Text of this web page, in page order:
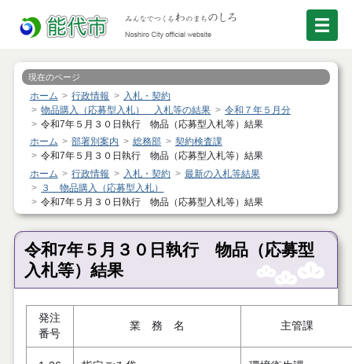
現在のページ
ホーム 行政情報
入札・契約
物品購入（応募型入札） 入札等の結果
令和７年５月分
令和7年５月３０日執行 物品（応募型入札等）結果
ホーム
部署別案内 総務部
契約検査課
令和7年５月３０日執行 物品（応募型入札等）結果
ホーム
行政情報 入札・契約
最新の入札等結果
３ 物品購入（応募型入札）
令和7年５月３０日執行 物品（応募型入札等）結果
令和7年５月３０日執行 物品（応募型
入札等）結果
発注
番号
業 務 名 主管課